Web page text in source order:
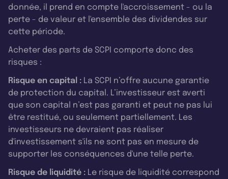
donnée, il prend en compte l'accroissement - ou la
perte - de valeur et l'ensemble des dividendes sur
cette période.
Acheter des parts de SCPI comporte donc des
risques :
Risque en capital : La SCPI n’offre aucune garantie
de protection du capital. L’investisseur est averti
que son capital n’est pas garanti et peut ne pas lui
être restitué, ou seulement partiellement. Les
investisseurs ne devraient pas réaliser
d'investissement s'ils ne sont pas en mesure de
supporter les conséquences d'une telle perte.
Risque de liquidité : Le risque de liquidité correspond